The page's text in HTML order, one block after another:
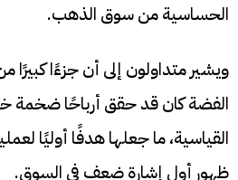
الحساسية من سوق الذهب.
ويشير متداولون إلى أن جزءًا كبيرًا
الفضة كان قد حقق أرباحًا ضخمة
القياسية، ما جعلها هدفًا أوليًا
ظهور أول إشارة ضعف في السوق.